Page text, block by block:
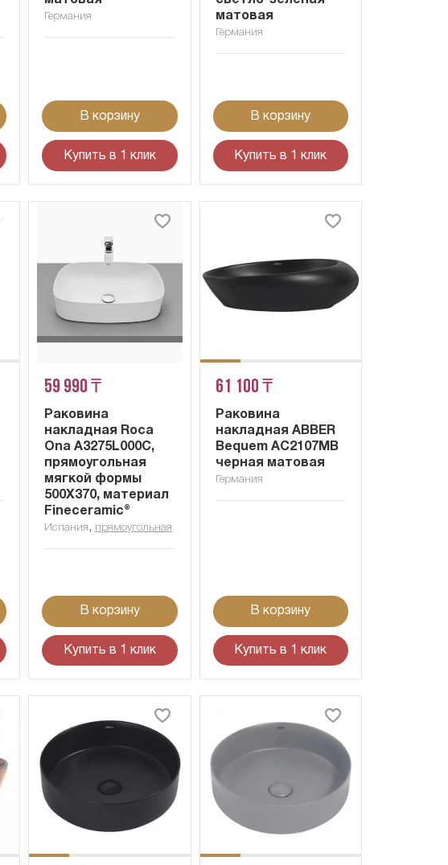
Германия
В корзину
Купить в 1 клик
матовая
Германия
В корзину
Купить в 1 клик
59 990 ₸
Раковина
накладная Roca
Ona A3275L000C,
прямоугольная
мягкой формы
500X370, материал
Fineceramic®
Испания , прямоугольная
В корзину
Купить в 1 клик
61 100 ₸
Раковина
накладная ABBER
Bequem AC2107MB
черная матовая
Германия
В корзину
Купить в 1 клик